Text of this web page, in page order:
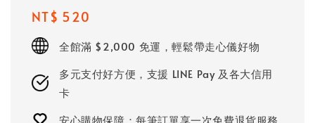
Regular
price
NT$ 520
全館滿 $2,000 免運，輕鬆帶走心儀好物
多元支付好方便，支援 LINE Pay 及各大信用
卡
安心購物保障：每筆訂單享一次免費退貨服務